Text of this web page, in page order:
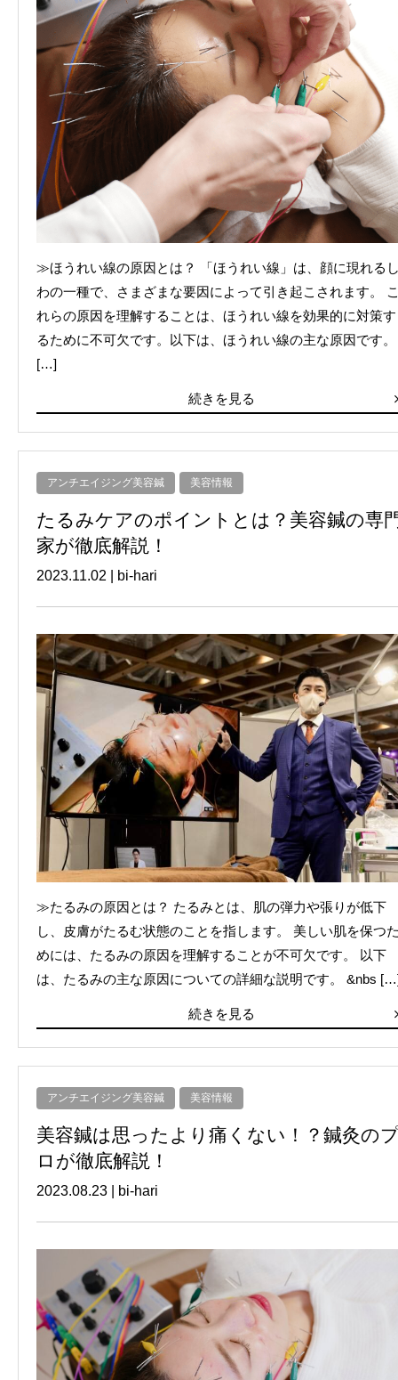
≫ほうれい線の原因とは？ 「ほうれい線」は、顔に現れる
わの一種で、さまざまな要因によって引き起こされます。
れらの原因を理解することは、ほうれい線を効果的に対策す
るために不可欠です。以下は、ほうれい線の主な原因です。
[…]
続きを見る
アンチエイジング美容鍼 美容情報
たるみケアのポイントとは？美容鍼の専
家が徹底解説！
2023.11.02 bi-hari
≫たるみの原因とは？ たるみとは、肌の弾力や張りが低下
し、皮膚がたるむ状態のことを指します。 美しい肌を保つ
めには、たるみの原因を理解することが不可欠です。 以下
は、たるみの主な原因についての詳細な説明です。 &nbs
続きを見る
アンチエイジング美容鍼 美容情報
美容鍼は思ったより痛くない！？鍼灸の
ロが徹底解説！
2023.08.23 bi-hari